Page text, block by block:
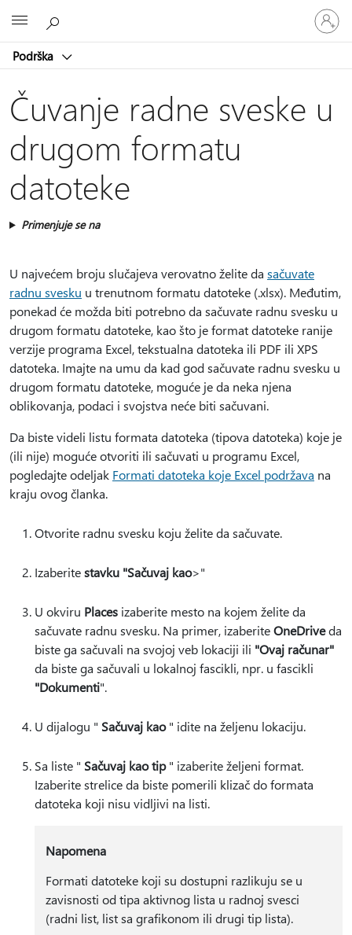
Podrška
Prijavite
se
na
Čuvanje radne sveske u
drugom formatu
datoteke
Primenjuje se na
U najvećem broju slučajeva verovatno želite da sačuvate
radnu svesku u trenutnom formatu datoteke (.xlsx). Međutim,
ponekad će možda biti potrebno da sačuvate radnu svesku u
drugom formatu datoteke, kao što je format datoteke ranije
verzije programa Excel, tekstualna datoteka ili PDF ili XPS
datoteka. Imajte na umu da kad god sačuvate radnu svesku u
drugom formatu datoteke, moguće je da neka njena
oblikovanja, podaci i svojstva neće biti sačuvani.
Da biste videli listu formata datoteka (tipova datoteka) koje je
(ili nije) moguće otvoriti ili sačuvati u programu Excel,
pogledajte odeljak Formati datoteka koje Excel podržava na
kraju ovog članka.
Otvorite radnu svesku koju želite da sačuvate.
Izaberitestavku "Sačuvaj kao>"
U okviru Places izaberite mesto na kojem želite da
sačuvate radnu svesku. Na primer, izaberiteOneDriveda
biste ga sačuvali na svojoj veb lokaciji ili "Ovaj računar"
da biste ga sačuvali u lokalnoj fascikli, npr. u fascikli
"Dokumenti".
U dijalogu " Sačuvaj kao" idite na željenu lokaciju.
Sa liste " Sačuvaj kao tip" izaberite željeni format.
Izaberite strelice da biste pomerili klizač do formata
datoteka koji nisu vidljivi na listi.
Napomena
Formati datoteke koji su dostupni razlikuju se u
zavisnosti od tipa aktivnog lista u radnoj svesci
(radni list, list sa grafikonom ili drugi tip lista).